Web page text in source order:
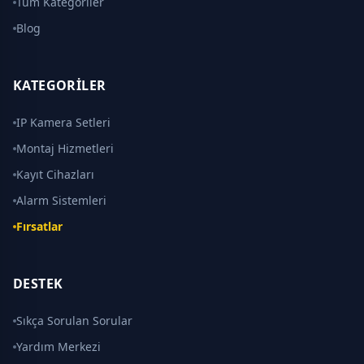
Blog
KATEGORILER
IP Kamera Setleri
Montaj Hizmetleri
Kayıt Cihazları
Alarm Sistemleri
Fırsatlar
DESTEK
Sıkça Sorulan Sorular
Yardım Merkezi